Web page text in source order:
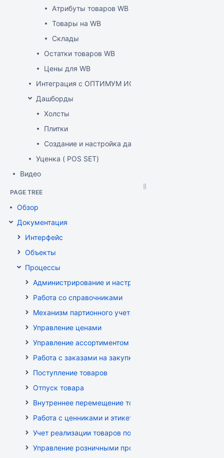
Атрибуты товаров WB
Товары на WB
Склады
Остатки товаров WB
Цены для WB
Интеграция с ОПТИМУМ ИСУМТ
Дашборды
Холсты
Плитки
Создание и настройка дашборда
Уценка ( POS SET)
Видео
PAGE TREE
Обзор
Документация
Интерфейс
Объекты
Процессы
Администрирование и настройка
Работа со справочниками
Механизм партионного учета
Управление ценами
Управление ассортиментом магазинов
Работа с заказами на закупку
Поступление товаров
Отпуск товара
Внутреннее перемещение товаров
Работа с ценниками и этикетками
Учет реализации товаров по кассе
Управление розничными продажами